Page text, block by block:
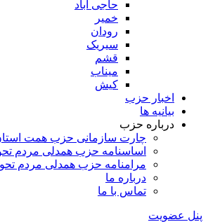
حاجی آباد
خمیر
رودان
سیریک
قشم
میناب
کیش
اخبار حزب
بیانیه ها
درباره حزب
چارت سازمانی حزب همت
اساسنامه حزب همدلی مردم
مرامنامه حزب همدلی مردم
درباره ما
تماس با ما
پنل عضویت